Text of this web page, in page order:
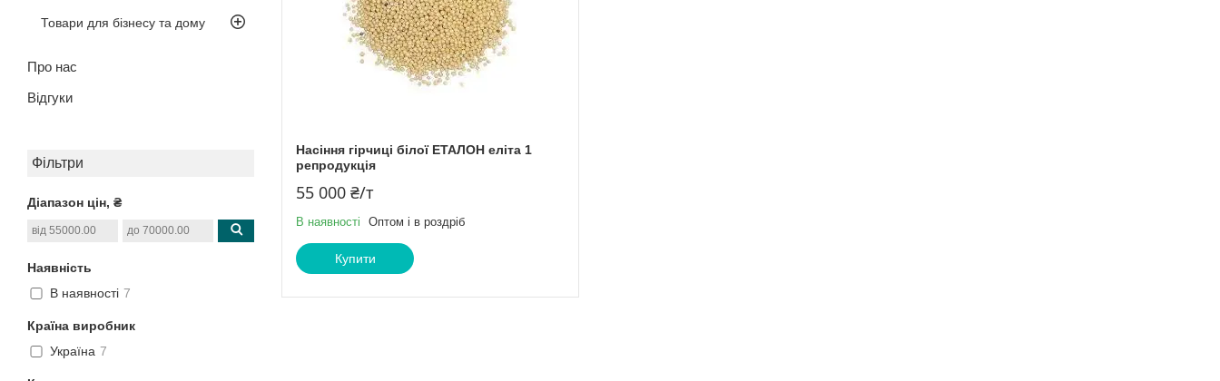
Товари для бізнесу та дому
Про нас
Відгуки
Фільтри
Діапазон цін, ₴
Наявність
В наявності 7
Країна виробник
Україна 7
Насіння гірчиці білої ЕТАЛОН еліта 1
репродукція
55 000 ₴/т
В наявності Оптом і в роздріб
Купити